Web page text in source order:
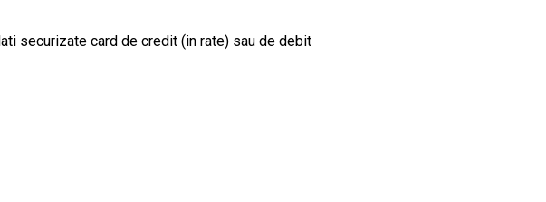
securizate card de credit (in rate) sau de debit